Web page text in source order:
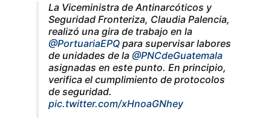
La Viceministra de Antinarcóticos y
Seguridad Fronteriza, Claudia Palencia,
realizó una gira de trabajo en la
@PortuariaEPQ para supervisar labores
de unidades de la @PNCdeGuatemala
asignadas en este punto. En principio,
verifica el cumplimiento de protocolos
de seguridad.
pic.twitter.com/xHnoaGNhey